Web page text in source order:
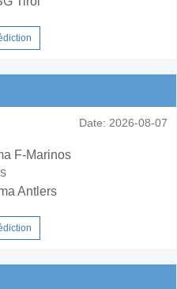
Date: 2026-08-07
F-Marinos
Antlers